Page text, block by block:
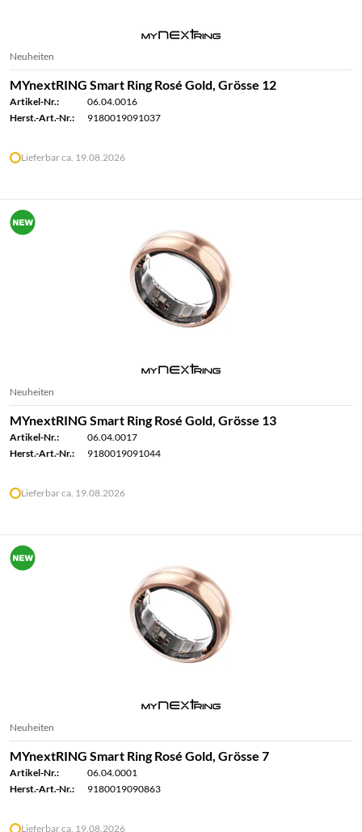
Neuheiten
MYnextRING Smart Ring Rosé Gold, Grösse 12
Artikel-Nr.:
06.04.0016
Herst.-Art.-Nr.:
9180019091037
Lieferbar ca. 19.08.2026
Neuheiten
MYnextRING Smart Ring Rosé Gold, Grösse 13
Artikel-Nr.:
06.04.0017
Herst.-Art.-Nr.:
9180019091044
Lieferbar ca. 19.08.2026
Neuheiten
MYnextRING Smart Ring Rosé Gold, Grösse 7
Artikel-Nr.:
06.04.0001
Herst.-Art.-Nr.:
9180019090863
Lieferbar ca. 19.08.2026